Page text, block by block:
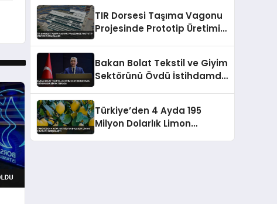
TIR Dorsesi Taşıma Vagonu
Projesinde Prototip Üretimi
Bakan Bolat Tekstil ve Giyim
Sektörünü Övdü İstihdamda
Türkiye’den 4 Ayda 195
Milyon Dolarlık Limon